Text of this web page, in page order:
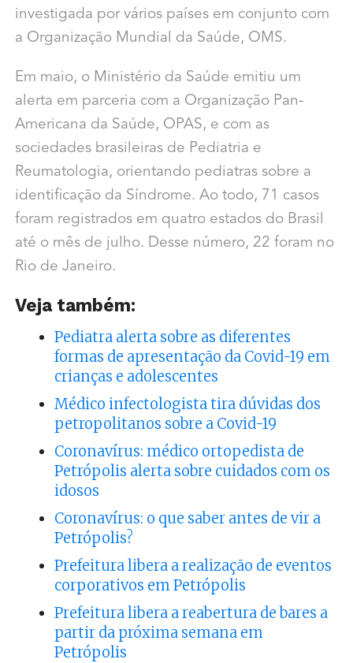
investigada por vários países em conjunto com
a Organização Mundial da Saúde, OMS.
Em maio, o Ministério da Saúde emitiu um
alerta em parceria com a Organização Pan-
Americana da Saúde, OPAS, e com as
sociedades brasileiras de Pediatria e
Reumatologia, orientando pediatras sobre a
identificação da Síndrome. Ao todo, 71 casos
foram registrados em quatro estados do Brasil
até o mês de julho. Desse número, 22 foram no
Rio de Janeiro.​
Veja também:
Pediatra alerta sobre as diferentes
formas de apresentação da Covid-19 em
crianças e adolescentes
Médico infectologista tira dúvidas dos
petropolitanos sobre a Covid-19
Coronavírus: médico ortopedista de
Petrópolis alerta sobre cuidados com os
idosos
Coronavírus: o que saber antes de vir a
Petrópolis?
Prefeitura libera a realização de eventos
corporativos em Petrópolis
Prefeitura libera a reabertura de bares a
partir da próxima semana em
Petrópolis